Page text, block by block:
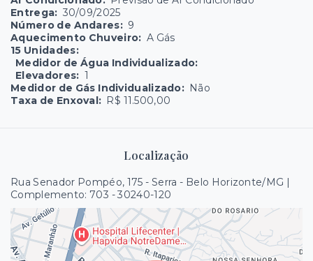
Entrega: 30/09/2025
Número de Andares:9
Aquecimento Chuveiro: A Gás
15 Unidades:
Medidor de Água Individualizado:
Elevadores: 1
Medidor de Gás Individualizado: Não
Taxa de Enxoval: R$ 11.500,00
Localização
Rua Senador Pompéo, 175 - Serra - Belo Horizonte/MG |
Complemento: 703 - 30240-120